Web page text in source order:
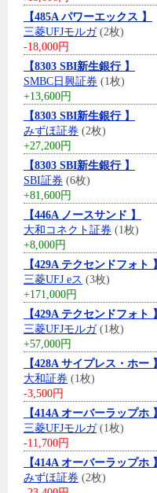
【485A パワーエックス 】
三菱UFJモルガ(2枚)
-18,000円
【8303 SBI新生銀行 】
SMBC日興証券 (1枚)
+13,600円
【8303 SBI新生銀行 】
みずほ証券 (2枚)
+27,200円
【8303 SBI新生銀行 】
SBI証券 (6枚)
+81,600円
【446A ノースサンド 】
大和コネクト証券 (1枚)
+8,000円
【429A テクセンドフォト 】
三菱UFJ eス (3枚)
+171,000円
【429A テクセンドフォト 】
三菱UFJモルガ(1枚)
+57,000円
【428A サイプレス・ホー 】
大和証券 (1枚)
-3,500円
【414A オーバーラップホ 】
三菱UFJモルガ(1枚)
-11,700円
【414A オーバーラップホ 】
みずほ証券 (2枚)